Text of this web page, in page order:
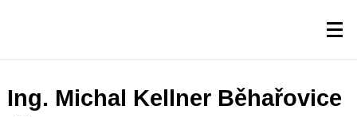
Ing. Michal Kellner Běhařovice